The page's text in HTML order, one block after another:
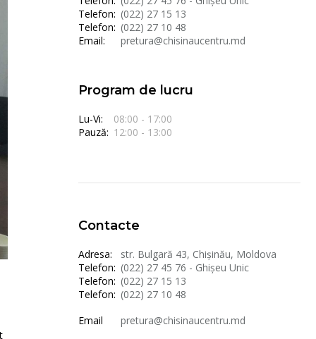
Telefon: (022) 27 15 13
Telefon: (022) 27 10 48
Email:
pretura@chisinaucentru.md
Program de lucru
Lu-Vi:
08:00 - 17:00
Pauză: 12:00 - 13:00
Contacte
Adresa:
str. Bulgară 43, Chișinău, Moldova
Telefon: (022) 27 45 76 - Ghișeu Unic
Telefon: (022) 27 15 13
Telefon: (022) 27 10 48
Email
pretura@chisinaucentru.md